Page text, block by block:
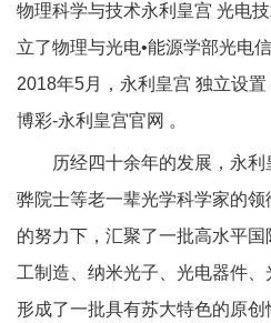
物理科学与技术永利皇宫 光电
立了物理与光电•能源学部光电
2018年5月，永利皇宫 独立设
博彩-永利皇宫官网 。
历经四十余年的发展，永
骅院士等老一辈光学科学家的
的努力下，汇聚了一批高水平
工制造、纳米光子、光电器件
形成了一批具有苏大特色的原